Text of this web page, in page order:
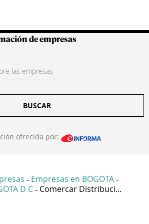
Colombianas
de empresas
BUSCAR
ofrecida por:
- Empresas en BOGOTA -
D C - Comercar Distribuci...